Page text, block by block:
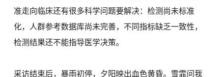
准走向临床还有很多科学问题要解决：检测尚未标准
化，人群参考数据库尚未完善，不同指标缺乏一致性，
检测结果还不能指导医学决策。
采访结束后，暴雨初停，夕阳映出血色黄昏。雪霏问我